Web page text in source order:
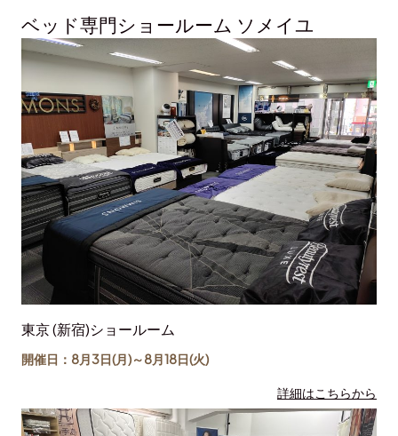
ベッド専門ショールーム ソメイユ
東京 (新宿)ショールーム
開催日：8月3日(月)～8月18日(火)
詳細はこちらから